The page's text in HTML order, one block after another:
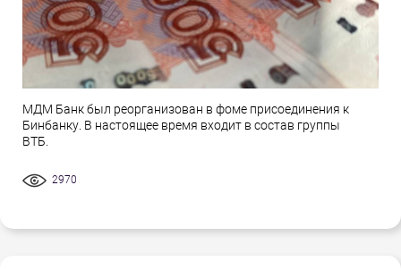
МДМ Банк был реорганизован в фоме присоединения к
Бинбанку. В настоящее время входит в состав группы
ВТБ.
2970